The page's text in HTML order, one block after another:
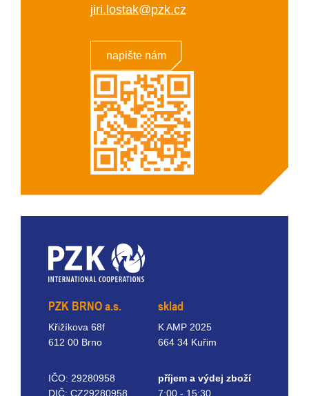
jiri.lostak@pzk.cz
napište nám
PZK BRNO a.s.
Křižíkova 68f
612 00 Brno
IČO: 29280958
DIČ: CZ29280958
sklad
K AMP 2025
664 34 Kuřim
příjem a výdej zboží
7:00 - 15:30